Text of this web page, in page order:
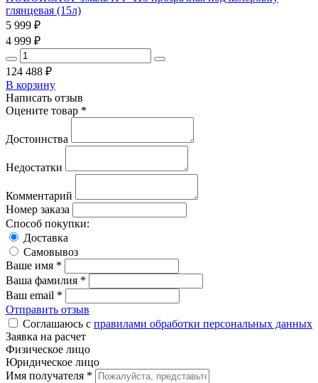
глянцевая (15л)
5 999 ₽
4 999 ₽
124 488 ₽
В корзину
Написать отзыв
Оцените товар *
Достоинства
Недостатки
Комментарий
Номер заказа
Способ покупки:
Доставка
Самовывоз
Ваше имя *
Ваша фамилия *
Ваш email *
Отправить отзыв
Соглашаюсь с правилами обработки персональных данных
Заявка на расчет
Физическое лицо
Юридическое лицо
Имя получателя *